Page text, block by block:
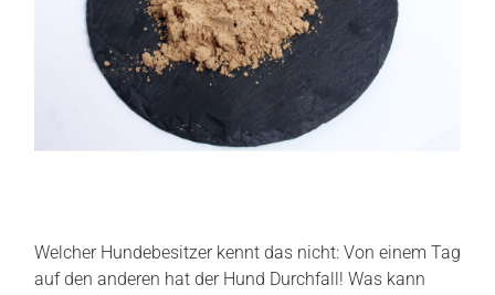
Welcher Hundebesitzer kennt das nicht: Von einem Tag
auf den anderen hat der Hund Durchfall! Was kann